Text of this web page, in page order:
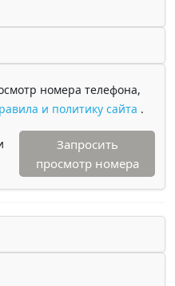
номера телефона,
и политику сайта .
Запросить
просмотр номера